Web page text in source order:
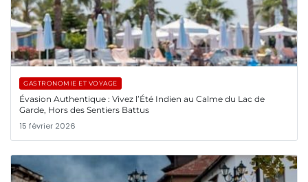
GASTRONOMIE ET VOYAGE
Évasion Authentique : Vivez l’Été Indien au Calme du Lac de
Garde, Hors des Sentiers Battus
15 février 2026